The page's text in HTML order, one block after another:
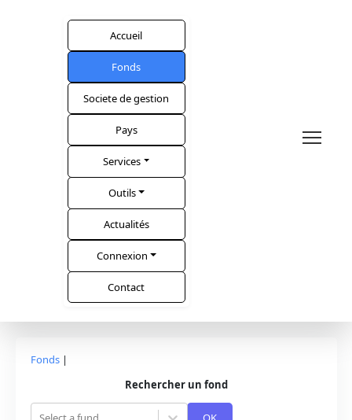
Accueil
Fonds
Societe de gestion
Pays
Services
Outils
Actualités
Connexion
Contact
Fonds |
Rechercher un fond